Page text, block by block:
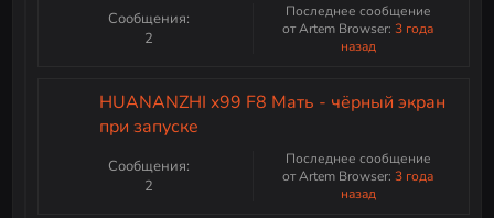
Сообщения:
2
Последнее сообщение
от Artem Browser:3 года
назад
HUANANZHI x99 F8 Мать - чёрный экран
при запуске
Сообщения:
2
Последнее сообщение
от Artem Browser:3 года
назад